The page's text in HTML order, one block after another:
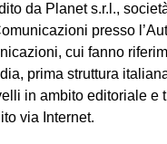
da Planet s.r.l.,
presso
cui fanno
prima struttura
in ambito editoriale e
via Internet.